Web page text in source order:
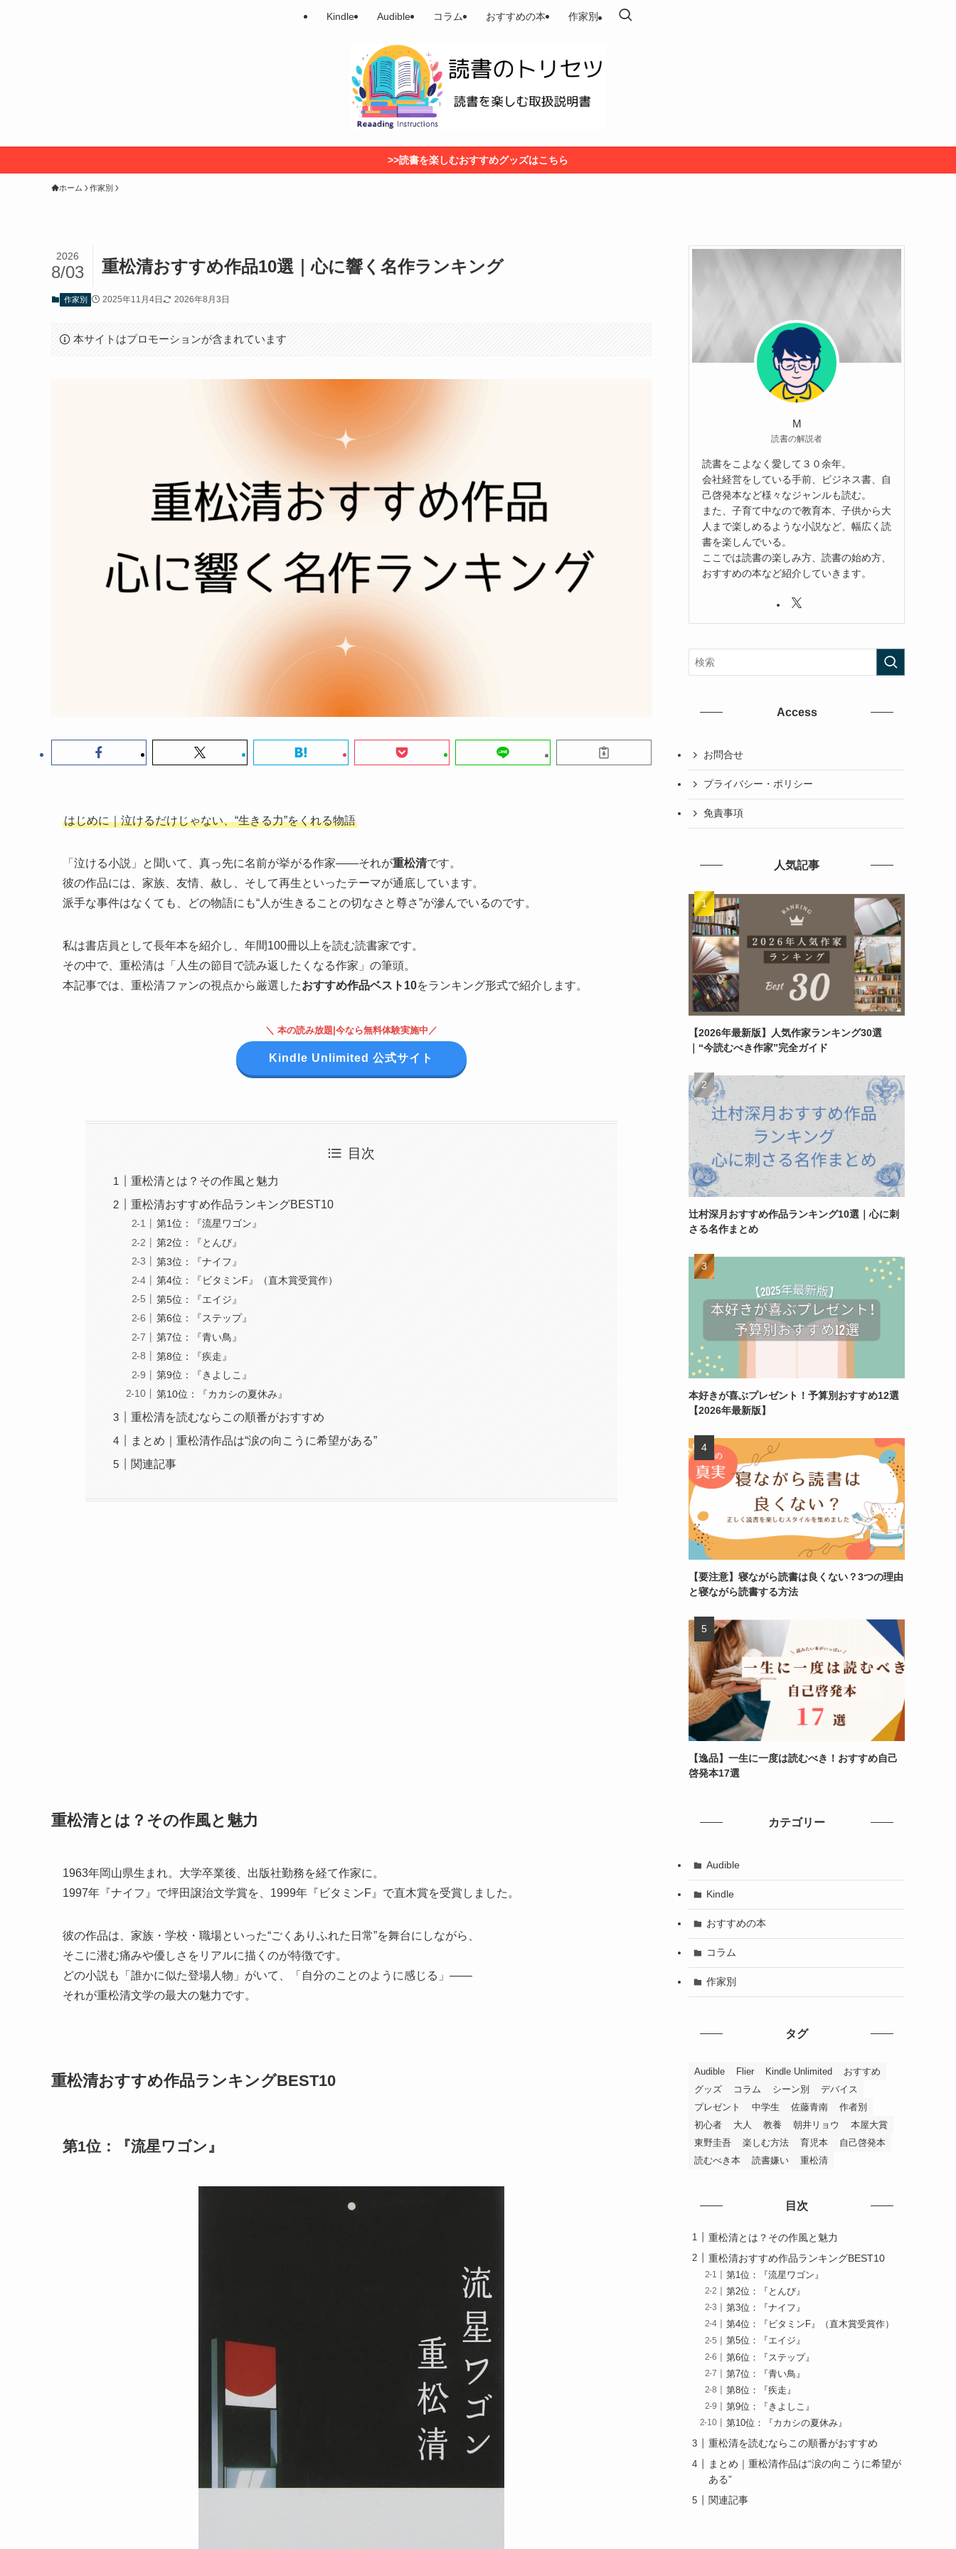
Kindle Audible コラム おすすめの本 作家別
>>読書を楽しむおすすめグッズはこちら
ホーム 作家別
重松清おすすめ作品10選｜心に響く名作ランキング
2026
8/03
作家別 2025年11月4日 2026年8月3日
本サイトはプロモーションが含まれています
はじめに｜泣けるだけじゃない、“生きる力”をくれる物語
「泣ける小説」と聞いて、真っ先に名前が挙がる作家――それが重松清です。
彼の作品には、家族、友情、赦し、そして再生といったテーマが通底しています。
派手な事件はなくても、どの物語にも“人が生きることの切なさと尊さ”が滲んでいるのです。
私は書店員として長年本を紹介し、年間100冊以上を読む読書家です。
その中で、重松清は「人生の節目で読み返したくなる作家」の筆頭。
本記事では、重松清ファンの視点から厳選したおすすめ作品ベスト10をランキング形式で紹介します。
＼ 本の読み放題|今なら無料体験実施中／
Kindle Unlimited 公式サイト
目次
重松清とは？その作風と魅力
重松清おすすめ作品ランキングBEST10
第1位：『流星ワゴン』
第2位：『とんび』
第3位：『ナイフ』
第4位：『ビタミンF』（直木賞受賞作）
第5位：『エイジ』
第6位：『ステップ』
第7位：『青い鳥』
第8位：『疾走』
第9位：『きよしこ』
第10位：『カカシの夏休み』
重松清を読むならこの順番がおすすめ
まとめ｜重松清作品は“涙の向こうに希望がある”
関連記事
重松清とは？その作風と魅力
1963年岡山県生まれ。大学卒業後、出版社勤務を経て作家に。
1997年『ナイフ』で坪田譲治文学賞を、1999年『ビタミンF』で直木賞を受賞しました。
彼の作品は、家族・学校・職場といった“ごくありふれた日常”を舞台にしながら、
そこに潜む痛みや優しさをリアルに描くのが特徴です。
どの小説も「誰かに似た登場人物」がいて、「自分のことのように感じる」――
それが重松清文学の最大の魅力です。
重松清おすすめ作品ランキングBEST10
第1位：『流星ワゴン』
M
読書の解説者
読書をこよなく愛して３０余年。
会社経営をしている手前、ビジネス書、自
己啓発本など様々なジャンルも読む。
また、子育て中なので教育本、子供から大
人まで楽しめるような小説など、幅広く読
書を楽しんでいる。
ここでは読書の楽しみ方、読書の始め方、
おすすめの本など紹介していきます。
Access
お問合せ
プライバシー・ポリシー
免責事項
人気記事
【2026年最新版】人気作家ランキング30選
｜“今読むべき作家”完全ガイド
辻村深月おすすめ作品ランキング10選｜心に刺
さる名作まとめ
本好きが喜ぶプレゼント！予算別おすすめ12選
【2026年最新版】
【要注意】寝ながら読書は良くない？3つの理由
と寝ながら読書する方法
【逸品】一生に一度は読むべき！おすすめ自己
啓発本17選
カテゴリー
Audible
Kindle
おすすめの本
コラム
作家別
タグ
Audible Flier Kindle Unlimited
おすすめ
グッズ
コラム シーン別
デバイス
プレゼント
中学生 佐藤青南
作者別
初心者
大人 教養 朝井リョウ
本屋大賞
東野圭吾
楽しむ方法 育児本
自己啓発本
読むべき本
読書嫌い 重松清
目次
重松清とは？その作風と魅力
重松清おすすめ作品ランキングBEST10
第1位：『流星ワゴン』
第2位：『とんび』
第3位：『ナイフ』
第4位：『ビタミンF』（直木賞受賞作）
第5位：『エイジ』
第6位：『ステップ』
第7位：『青い鳥』
第8位：『疾走』
第9位：『きよしこ』
第10位：『カカシの夏休み』
重松清を読むならこの順番がおすすめ
まとめ｜重松清作品は“涙の向こうに希望が
ある”
関連記事